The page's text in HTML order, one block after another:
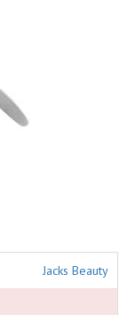
Jacks Beauty